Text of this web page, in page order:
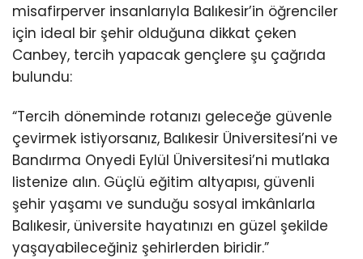
misafirperver insanlarıyla Balıkesir’in öğrenciler
için ideal bir şehir olduğuna dikkat çeken
Canbey, tercih yapacak gençlere şu çağrıda
bulundu:
“Tercih döneminde rotanızı geleceğe güvenle
çevirmek istiyorsanız, Balıkesir Üniversitesi’ni ve
Bandırma Onyedi Eylül Üniversitesi’ni mutlaka
listenize alın. Güçlü eğitim altyapısı, güvenli
şehir yaşamı ve sunduğu sosyal imkânlarla
Balıkesir, üniversite hayatınızı en güzel şekilde
yaşayabileceğiniz şehirlerden biridir.”